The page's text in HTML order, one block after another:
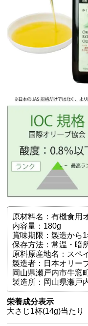
原材料名：有機食用
内容量：180g
賞味期限：製造から
保存方法：常温・暗
原料原産地名：スペ
製造者：日本オリー
岡山県瀬戸内市牛窓
製造所：岡山県瀬戸
栄養成分表示
大さじ1杯(14g)当たり